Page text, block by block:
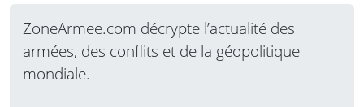
ZoneArmee.com décrypte l’actualité des
armées, des conflits et de la géopolitique
mondiale.